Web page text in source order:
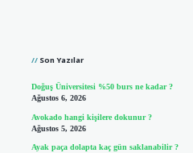
Son Yazılar
Doğuş Üniversitesi %50 burs ne kadar ?
Ağustos 6, 2026
Avokado hangi kişilere dokunur ?
Ağustos 5, 2026
Ayak paça dolapta kaç gün saklanabilir ?